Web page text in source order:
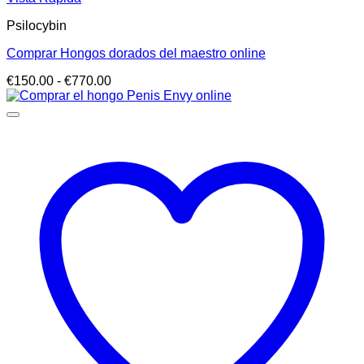
Psilocybin
Comprar Hongos dorados del maestro online
€150.00 - €770.00Rango
de
€770.00